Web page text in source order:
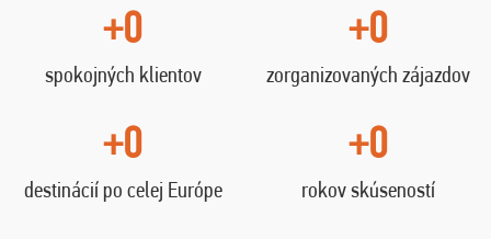
+0
spokojných klientov
+0
zorganizovaných zájazdov
+0
destinácií po celej Európe
+0
rokov skúseností